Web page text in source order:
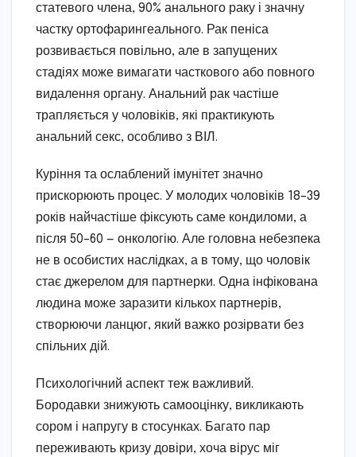
статевого члена, 90% анального раку і значну
частку ортофарингеального. Рак пеніса
розвивається повільно, але в запущених
стадіях може вимагати часткового або повного
видалення органу. Анальний рак частіше
трапляється у чоловіків, які практикують
анальний секс, особливо з ВІЛ.
Куріння та ослаблений імунітет значно
прискорюють процес. У молодих чоловіків 18–39
років найчастіше фіксують саме кондиломи, а
після 50–60 — онкологію. Але головна небезпека
не в особистих наслідках, а в тому, що чоловік
стає джерелом для партнерки. Одна інфікована
людина може заразити кількох партнерів,
створюючи ланцюг, який важко розірвати без
спільних дій.
Психологічний аспект теж важливий.
Бородавки знижують самооцінку, викликають
сором і напругу в стосунках. Багато пар
переживають кризу довіри, хоча вірус міг